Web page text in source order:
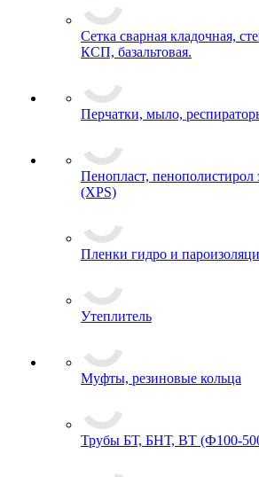
Сетка сварная кладочная,
КСП, базальтовая.
Перчатки, мыло,
Пенопласт, пенополистирол
(XPS)
Пленки гидро и
Утеплитель
Муфты, резиновые кольца
Трубы БТ, БНТ, ВТ (Ф100-